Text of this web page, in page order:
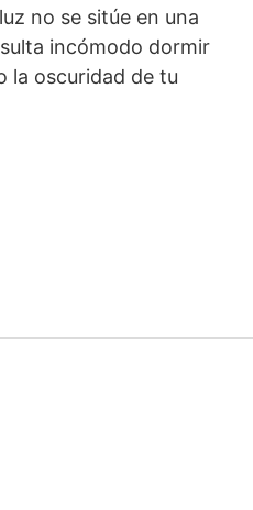
no se sitúe en una
incómodo dormir
la oscuridad de tu